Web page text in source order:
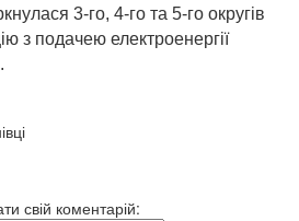
3-го, 4-го та 5-го округів
з подачею електроенергії
свій коментарій: